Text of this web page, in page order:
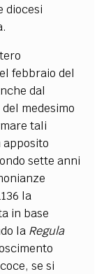
diocesi
febbraio del
dal
medesimo
tali
apposito
sette anni
la
in base
la Regula
se si